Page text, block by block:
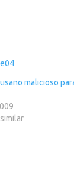
malicioso